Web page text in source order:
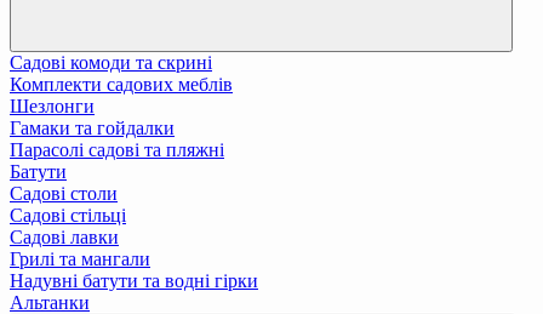
Садові комоди та скрині
Комплекти садових меблів
Шезлонги
Гамаки та гойдалки
Парасолі садові та пляжні
Батути
Садові столи
Садові стільці
Садові лавки
Грилі та мангали
Надувні батути та водні гірки
Альтанки